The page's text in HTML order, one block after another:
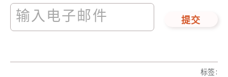
提交
标签: